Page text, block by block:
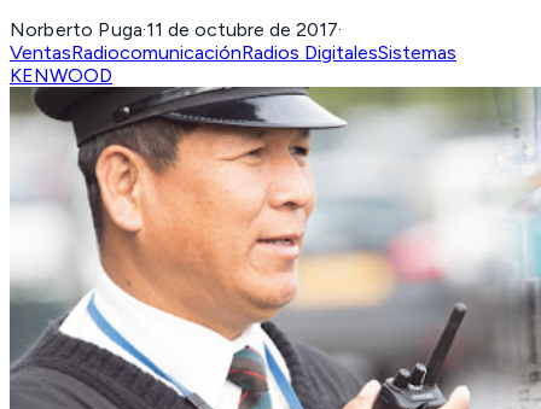
Norberto Puga·11 de octubre de 2017·
VentasRadiocomunicaciónRadios DigitalesSistemas
KENWOOD